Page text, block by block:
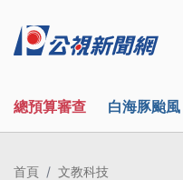
總預算審查 白海豚颱風
首頁 文教科技